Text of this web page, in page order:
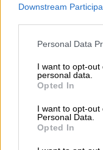
Downstream
Personal Data
I want to opt-
personal data.
Opted In
I want to opt-out
Personal Data.
Opted In
Por
Clara
mi pesadilla
Por María Pérez